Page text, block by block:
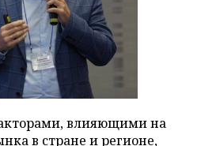
влияющими на
в стране и регионе,